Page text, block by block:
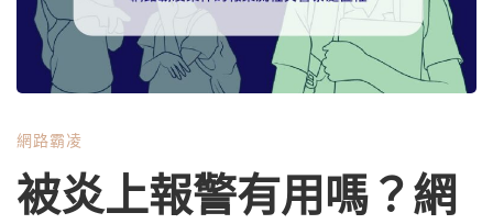
上
報
警
網路霸凌
被炎上報警有用嗎？網